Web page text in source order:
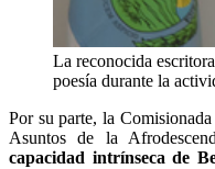
La reconocida
poesía durante la
Por su parte, la
Asuntos de la
capacidad intrínseca de